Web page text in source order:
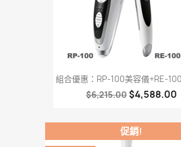
組合優惠：RP-100美容儀+RE-
$6,215.00 $4,588.00
促銷!